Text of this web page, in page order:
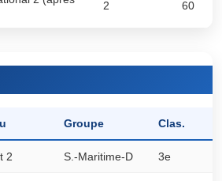
2 60
Groupe Clas.
2 S.-Maritime-D 3e